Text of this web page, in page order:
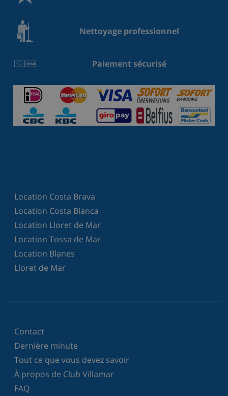
Nettoyage professionnel
Paiement sécurisé
Location Costa Brava
Location Costa Blanca
Location Lloret de Mar
Location Tossa de Mar
Location Blanes
Lloret de Mar
Contact
Dernière minute
Tout ce que vous devez savoir
À propos de Club Villamar
FAQ